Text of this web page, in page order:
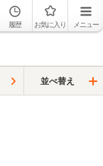
履歴 お気に入り メニュー
並べ替え